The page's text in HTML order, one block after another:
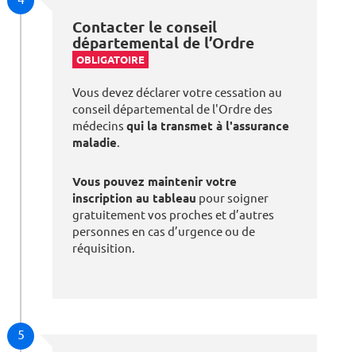
Contacter le conseil
départemental de l’Ordre
OBLIGATOIRE
Vous devez déclarer votre cessation au
conseil départemental de l'Ordre des
médecins qui la transmet à l'assurance
maladie.
Vous pouvez maintenir votre
inscription au tableau pour soigner
gratuitement vos proches et d’autres
personnes en cas d’urgence ou de
réquisition.
5